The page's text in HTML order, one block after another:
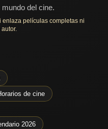
del cine.
enlaza películas completas ni
de cine
2026